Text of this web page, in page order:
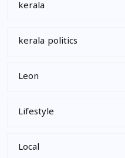
kerala
kerala politics
Leon
Lifestyle
Local